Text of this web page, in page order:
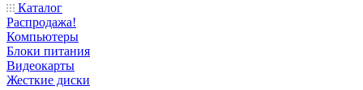
Каталог
Распродажа!
Компьютеры
Блоки питания
Видеокарты
Жесткие диски